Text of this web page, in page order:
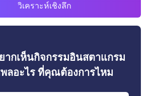
วิเคราะห์เชิงลึก
ากเห็นกิจกรรมอินสตาแกรม
ลอะไร ที่คุณต้องการไหม